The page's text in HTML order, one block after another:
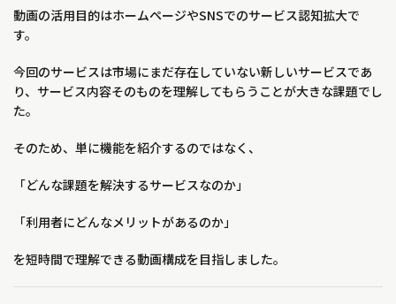
動画の活用目的はホームページやSNSでのサービス認知拡大で
す。
今回のサービスは市場にまだ存在していない新しいサービスであ
り、サービス内容そのものを理解してもらうことが大きな課題でし
た。
そのため、単に機能を紹介するのではなく、
「どんな課題を解決するサービスなのか」
「利用者にどんなメリットがあるのか」
を短時間で理解できる動画構成を目指しました。